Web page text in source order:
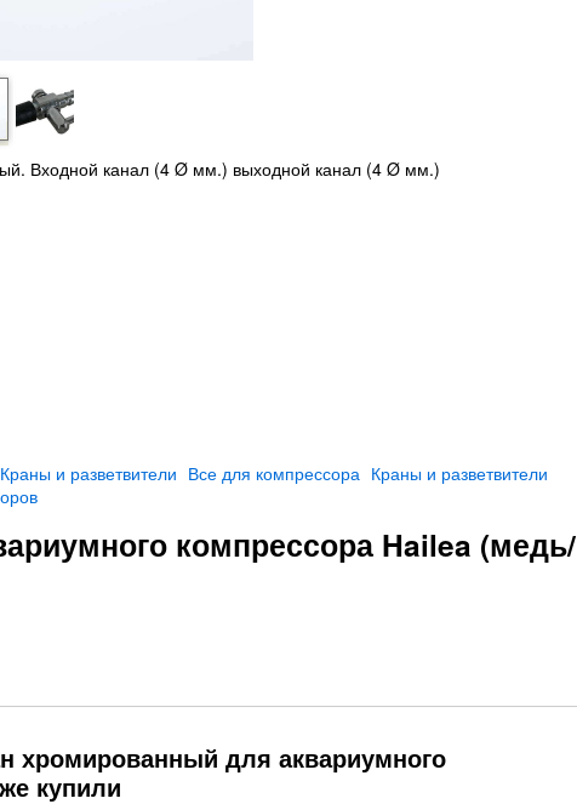
Входной канал (4 Ø мм.) выходной канал (4 Ø мм.)
Краны и разветвители Все для компрессора Краны и разветвители
компрессора Hailea (медь/
хромированный для аквариумного
купили